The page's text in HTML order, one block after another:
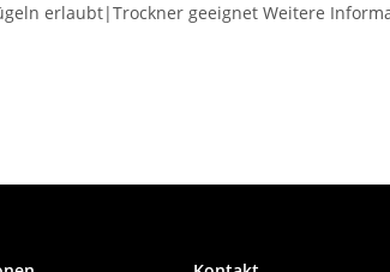
erlaubt|Trockner geeignet Weitere